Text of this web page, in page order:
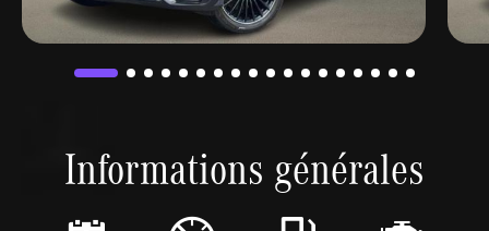
Informations générales